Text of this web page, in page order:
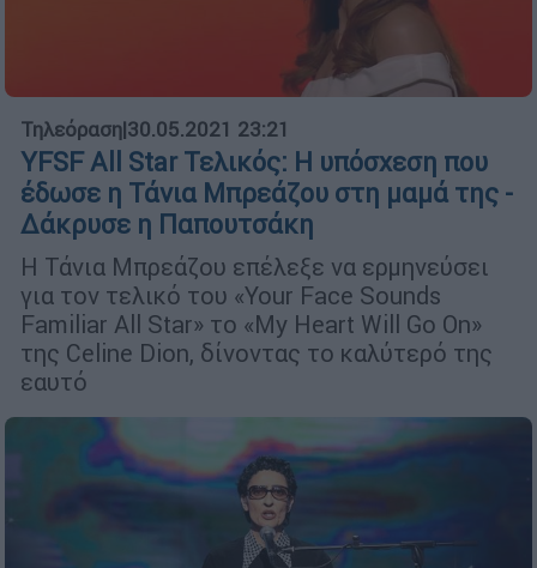
Τηλεόραση|30.05.2021 23:21
YFSF All Star Τελικός: Η υπόσχεση που
έδωσε η Τάνια Μπρεάζου στη μαμά της -
Δάκρυσε η Παπουτσάκη
Η Τάνια Μπρεάζου επέλεξε να ερμηνεύσει
για τον τελικό του «Your Face Sounds
Familiar All Star» το «My Heart Will Go On»
της Celine Dion, δίνοντας το καλύτερό της
εαυτό